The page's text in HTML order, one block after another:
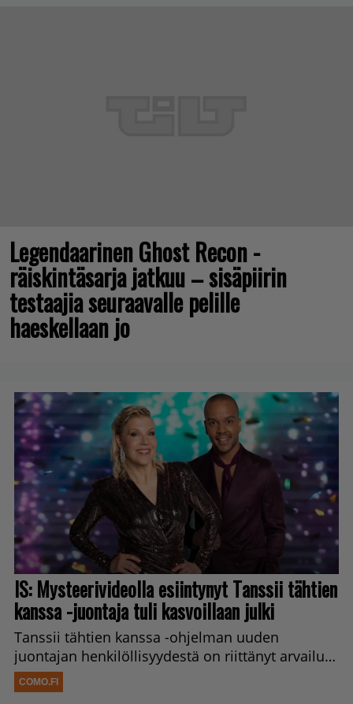
Legendaarinen Ghost Recon -
räiskintäsarja jatkuu – sisäpiirin
testaajia seuraavalle pelille
haeskellaan jo